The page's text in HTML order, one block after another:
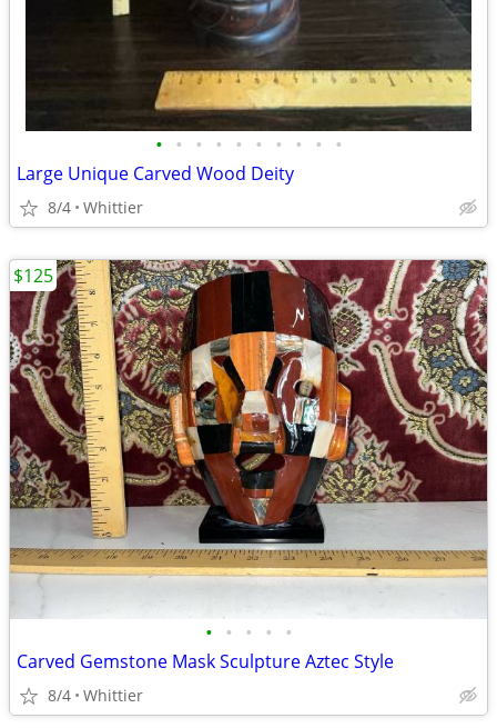
• • • • • • • • • •
Large Unique Carved Wood Deity
8/4 Whittier
• • • • •
Carved Gemstone Mask Sculpture Aztec Style
8/4 Whittier
$125